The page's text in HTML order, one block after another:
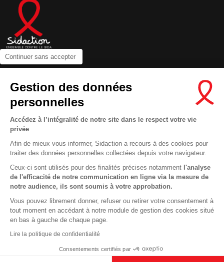
Continuer sans accepter
Gestion des données
personnelles
Accédez à l’intégralité de notre site dans le respect votre vie
privée
Afin de mieux vous informer, Sidaction a recours à des cookies pour
traiter des données personnelles collectées depuis votre navigateur.
Ceux-ci sont utilisés pour des finalités précises notamment l'analyse
de l'efficacité de notre communication en ligne via la mesure de
notre audience, ils sont soumis à votre approbation.
Vous pouvez librement donner, refuser ou retirer votre consentement à
tout moment en accédant à notre module de gestion des cookies situé
en bas à gauche de chaque page.
Lire la politique de confidentialité
Consentements certifiés par
Newsletter
Nous suivre sur les réseaux :
MENTIONS LÉGALES
CONDITIONS D’UTILISATION ET PROTECTION DES DONNÉES
COOKIES
This site uses cookies and gives you control over what you want to
En savoir plus